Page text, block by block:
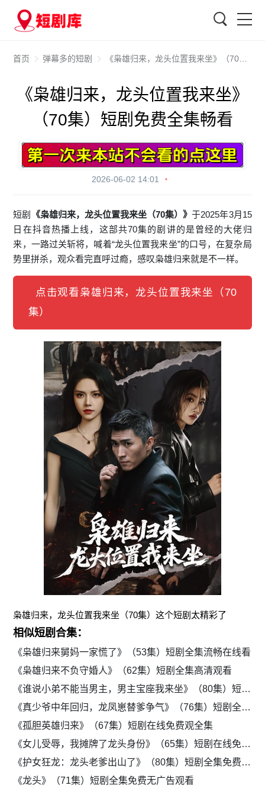
首页 弹幕多的短剧 《枭雄归来，龙头位置我来坐》（70集）短剧免费全集畅看
《枭雄归来，龙头位置我来坐》
（70集）短剧免费全集畅看
2026-06-02 14:01
短剧 《枭雄归来，龙头位置我来坐（70集）》于2025年3月15
日在抖音热播上线，这部共70集的剧讲的是曾经的大佬归
来，一路过关斩将，喊着“龙头位置我来坐”的口号，在复杂局
势里拼杀，观众看完直呼过瘾，感叹枭雄归来就是不一样。
点击观看枭雄归来，龙头位置我来坐（70
集）
枭雄归来，龙头位置我来坐（70集）这个短剧太精彩了
相似短剧合集：
《枭雄归来舅妈一家慌了》（53集）短剧全集流畅在线看
《枭雄归来不负守婚人》（62集）短剧全集高清观看
《谁说小弟不能当男主，男主宝座我来坐》（80集）短剧高清全集免费赏
《真少爷中年回归，龙凤崽替爹争气》（76集）短剧全集在线高清观看
《孤胆英雄归来》（67集）短剧在线免费观全集
《女儿受辱，我摊牌了龙头身份》（65集）短剧在线免费畅看
《护女狂龙：龙头老爹出山了》（80集）短剧全集免费观看
《龙头》（71集）短剧全集免费无广告观看